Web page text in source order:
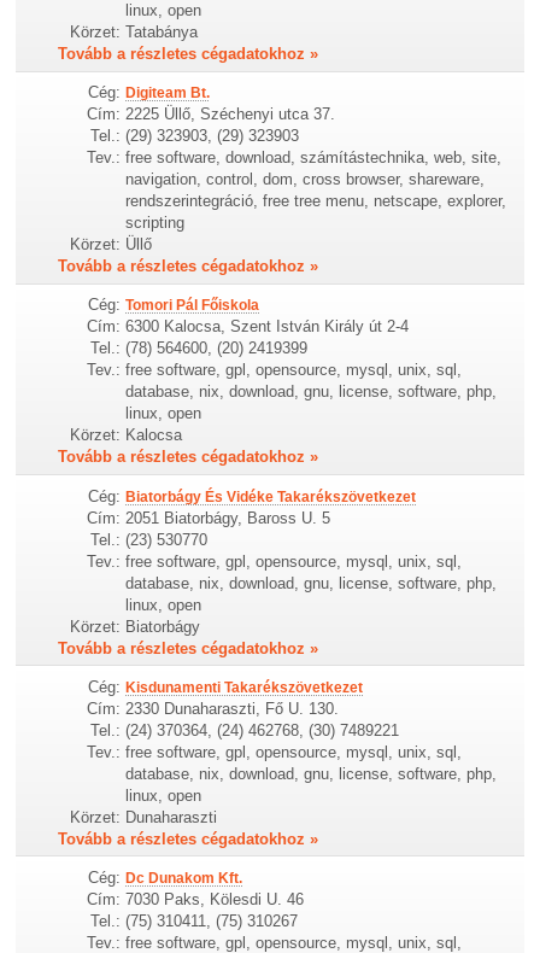
linux, open
Körzet: Tatabánya
Tovább a részletes cégadatokhoz »
Cég: Digiteam Bt.
Cím: 2225 Üllő, Széchenyi utca 37.
Tel.: (29) 323903, (29) 323903
Tev.: free software, download, számítástechnika, web, site,
navigation, control, dom, cross browser, shareware,
rendszerintegráció, free tree menu, netscape, explorer,
scripting
Körzet: Üllő
Tovább a részletes cégadatokhoz »
Cég: Tomori Pál Főiskola
Cím: 6300 Kalocsa, Szent István Király út 2-4
Tel.: (78) 564600, (20) 2419399
Tev.: free software, gpl, opensource, mysql, unix, sql,
database, nix, download, gnu, license, software, php,
linux, open
Körzet: Kalocsa
Tovább a részletes cégadatokhoz »
Cég: Biatorbágy És Vidéke Takarékszövetkezet
Cím: 2051 Biatorbágy, Baross U. 5
Tel.: (23) 530770
Tev.: free software, gpl, opensource, mysql, unix, sql,
database, nix, download, gnu, license, software, php,
linux, open
Körzet: Biatorbágy
Tovább a részletes cégadatokhoz »
Cég: Kisdunamenti Takarékszövetkezet
Cím: 2330 Dunaharaszti, Fő U. 130.
Tel.: (24) 370364, (24) 462768, (30) 7489221
Tev.: free software, gpl, opensource, mysql, unix, sql,
database, nix, download, gnu, license, software, php,
linux, open
Körzet: Dunaharaszti
Tovább a részletes cégadatokhoz »
Cég: Dc Dunakom Kft.
Cím: 7030 Paks, Kölesdi U. 46
Tel.: (75) 310411, (75) 310267
Tev.: free software, gpl, opensource, mysql, unix, sql,